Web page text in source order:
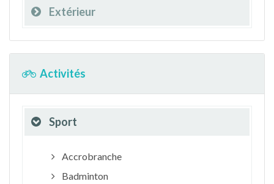
Extérieur
Activités
Sport
Accrobranche
Badminton